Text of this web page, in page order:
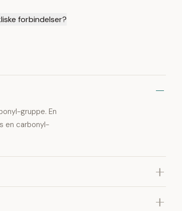
forbindelser?
gruppe. En
en carbonyl-